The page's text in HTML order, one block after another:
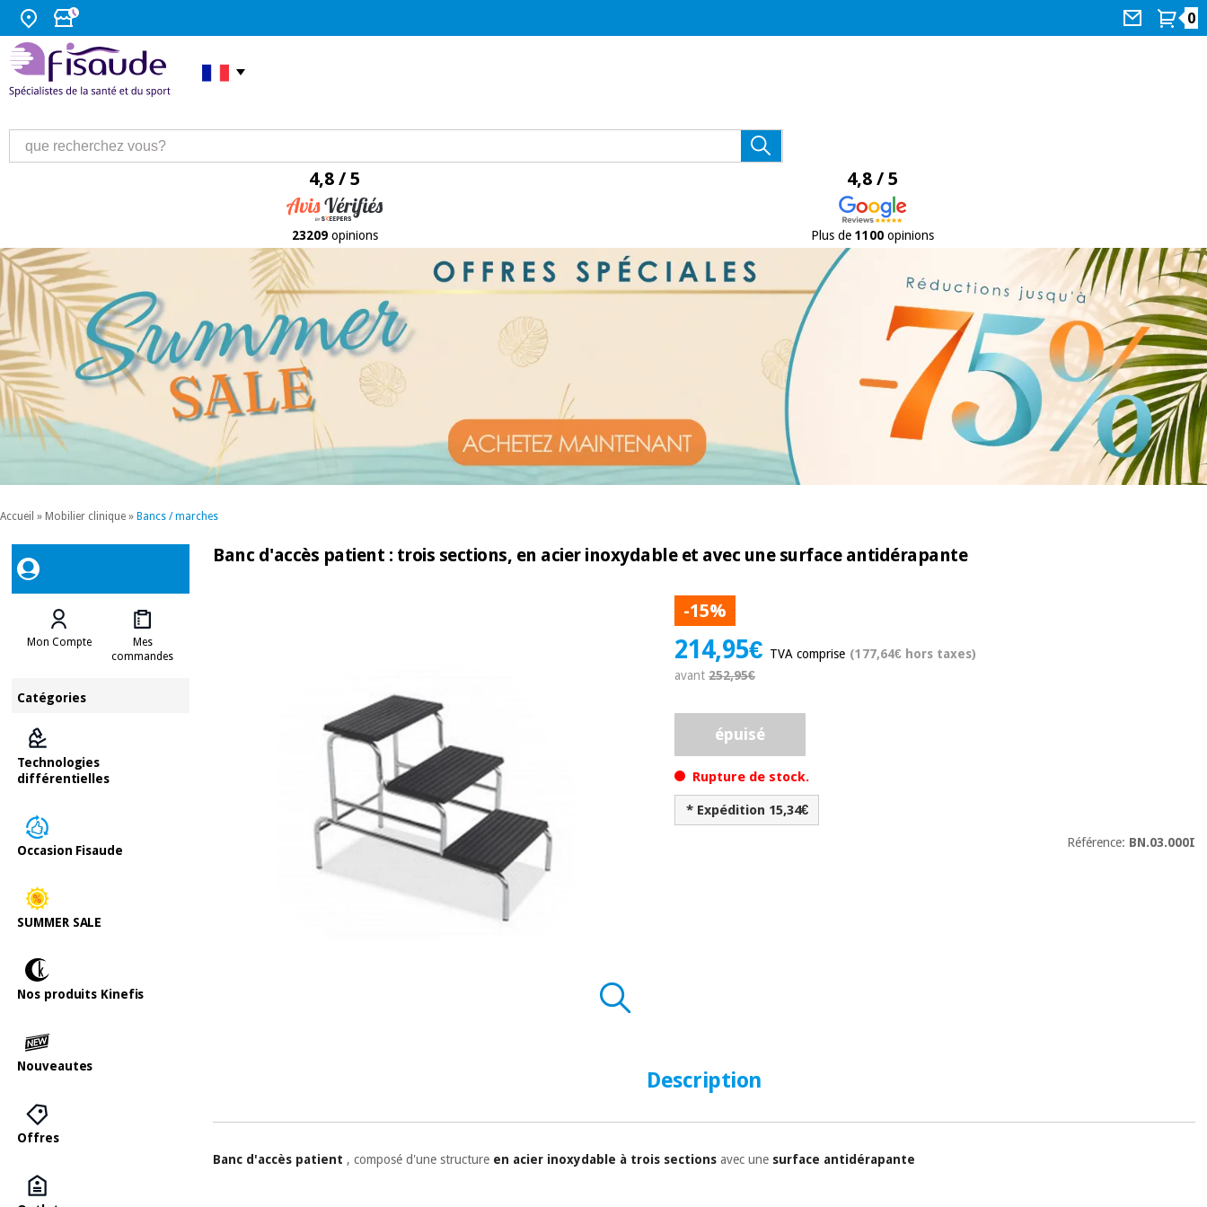
0
4,8 / 5
23209opinions
4,8 / 5
Plus de 1100opinions
Accueil » Mobilier clinique » Bancs / marches
Mon Compte
Mes
commandes
Catégories
Technologies
différentielles
Occasion Fisaude
SUMMER SALE
Nos produits Kinefis
Nouveautes
Offres
Banc d'accès patient : trois sections, en acier inoxydable et avec une surface antidérapante
-15%
214,95€ TVA comprise (177,64€ hors taxes)
avant252,95€
épuisé
Rupture de stock.
* Expédition 15,34€
Référence: BN.03.000I
Description
Banc d'accès patient , composé d'une structure en acier inoxydable à trois sections avec une surface antidérapante